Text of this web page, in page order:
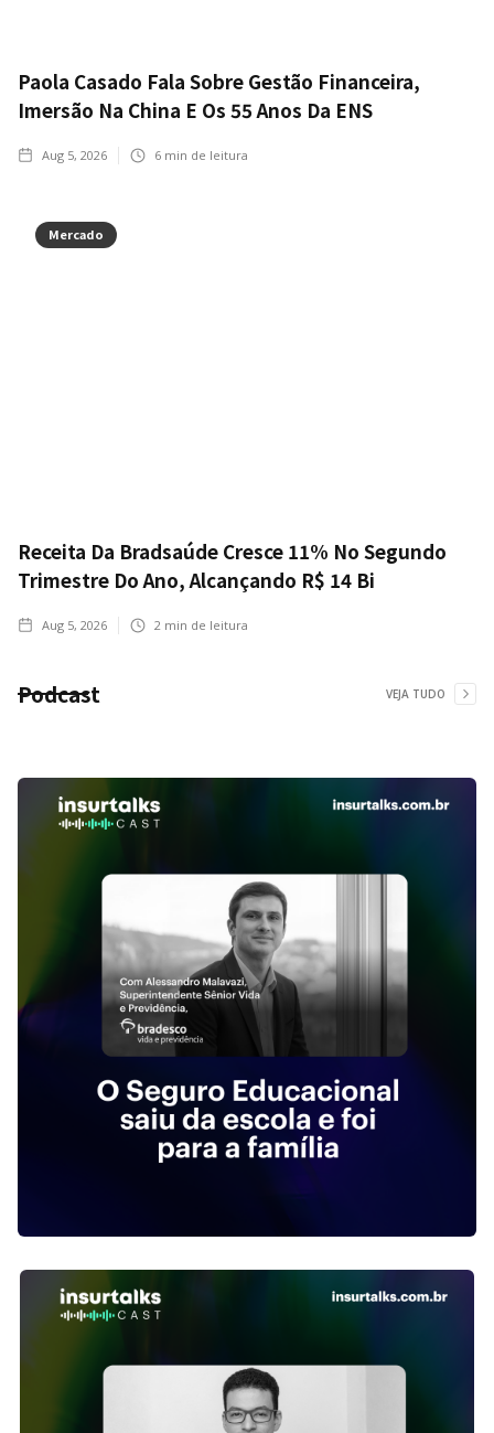
Paola Casado Fala Sobre Gestão Financeira,
Imersão Na China E Os 55 Anos Da ENS
Aug 5, 2026 6 min de leitura
Mercado
Receita Da Bradsaúde Cresce 11% No Segundo
Trimestre Do Ano, Alcançando R$ 14 Bi
Aug 5, 2026 2 min de leitura
Podcast VEJA TUDO